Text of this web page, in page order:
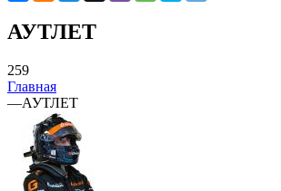
АУТЛЕТ
259
Главная
—АУТЛЕТ